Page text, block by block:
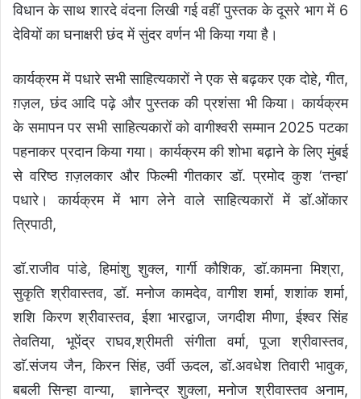
विधान के साथ शारदे वंदना लिखी गई वहीं पुस्तक के दूसरे भाग में 6
देवियों का घनाक्षरी छंद में सुंदर वर्णन भी किया गया है।
कार्यक्रम में पधारे सभी साहित्यकारों ने एक से बढ़कर एक दोहे, गीत,
ग़ज़ल, छंद आदि पढ़े और पुस्तक की प्रशंसा भी किया। कार्यक्रम
के समापन पर सभी साहित्यकारों को वागीश्वरी सम्मान 2025 पटका
पहनाकर प्रदान किया गया। कार्यक्रम की शोभा बढ़ाने के लिए मुंबई
से वरिष्ठ ग़ज़लकार और फिल्मी गीतकार डॉ. प्रमोद कुश ‘तन्हा’
पधारे। कार्यक्रम में भाग लेने वाले साहित्यकारों में डॉ.ओंकार
त्रिपाठी,
डॉ.राजीव पांडे, हिमांशु शुक्ल, गार्गी कौशिक, डॉ.कामना मिश्रा,
सुकृति श्रीवास्तव, डॉ. मनोज कामदेव, वागीश शर्मा, शशांक शर्मा,
शशि किरण श्रीवास्तव, ईशा भारद्वाज, जगदीश मीणा, ईश्वर सिंह
तेवतिया, भूपेंद्र राघव,श्रीमती संगीता वर्मा, पूजा श्रीवास्तव,
डाॅ.संजय जैन, किरन सिंह, उर्वी ऊदल, डॉ.अवधेश तिवारी भावुक,
बबली सिन्हा वान्या, ज्ञानेन्द्र शुक्ला, मनोज श्रीवास्तव अनाम,